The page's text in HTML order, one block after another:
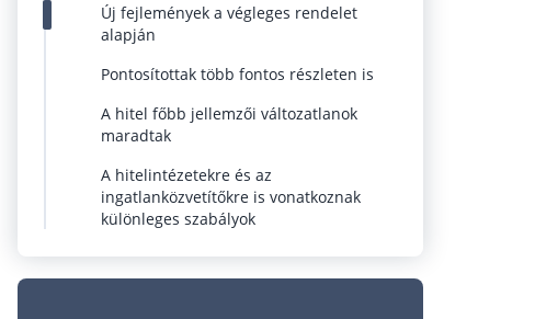
Új fejlemények a végleges rendelet
alapján
Pontosítottak több fontos részleten is
A hitel főbb jellemzői változatlanok
maradtak
A hitelintézetekre és az
ingatlanközvetítőkre is vonatkoznak
különleges szabályok